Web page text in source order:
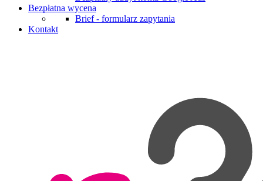
Bezpłatna wycena
Brief - formularz zapytania
Kontakt